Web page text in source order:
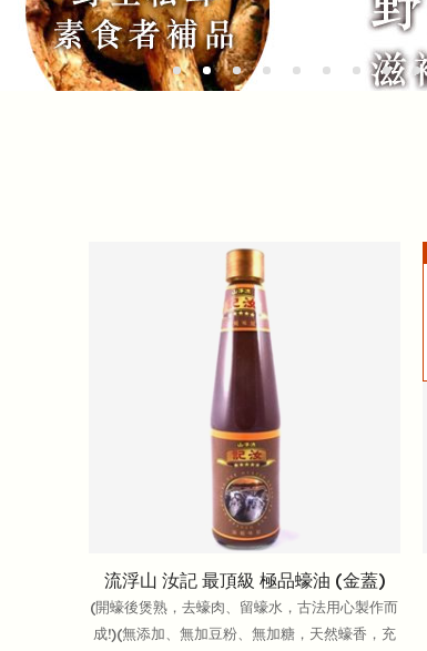
流浮山 汝記 最頂級 極品蠔油 (金蓋)
(開蠔後煲熟，去蠔肉、留蠔水，古法用心製作而
成!)(無添加、無加豆粉、無加糖，天然蠔香，充